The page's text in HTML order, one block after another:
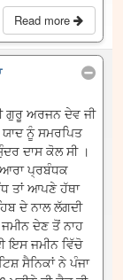
Read more
ਗੁਰੂ ਅਰਜਨ ਦੇਵ ਜੀ
ਨੂੰ ਸਮਰਪਿਤ
ਦਾਸ ਕੋਲ ਸੀ ।
ਪ੍ਰਬੰਧਕ
ਤਾਂ ਆਪਣੇ ਹੱਥਾ
ਦੇ ਨਾਲ ਲੱਗਦੀ
ਦੇਣ ਤੋਂ ਨਾਹ
ਇਸ ਜਮੀਨ ਵਿੱਚੋ
ਸੈਨਿਕਾਂ ਨੇ ਪੰਜਾ